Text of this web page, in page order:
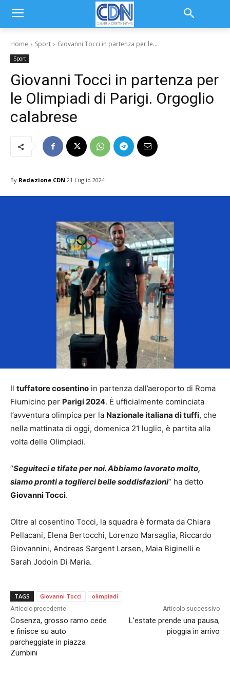
Home Sport Giovanni Tocci in partenza per le...
Sport
Giovanni Tocci in partenza per
le Olimpiadi di Parigi. Orgoglio
calabrese
By Redazione CDN 21 Luglio 2024
Il tuffatore cosentino in partenza dall’aeroporto di Roma
Fiumicino per Parigi 2024. È ufficialmente cominciata
l’avventura olimpica per la Nazionale italiana di tuffi, che
nella mattinata di oggi, domenica 21 luglio, è partita alla
volta delle Olimpiadi.
“Seguiteci e tifate per noi. Abbiamo lavorato molto,
siamo pronti a toglierci belle soddisfazioni” ha detto
Giovanni Tocci.
Oltre al cosentino Tocci, la squadra è formata da Chiara
Pellacani, Elena Bertocchi, Lorenzo Marsaglia, Riccardo
Giovannini, Andreas Sargent Larsen, Maia Biginelli e
Sarah Jodoin Di Maria.
TAGS Giovanni Tocci olimpiadi
Articolo precedente
Cosenza, grosso ramo cede
e finisce su auto
parcheggiate in piazza
Zumbini
Articolo successivo
L’estate prende una pausa,
pioggia in arrivo